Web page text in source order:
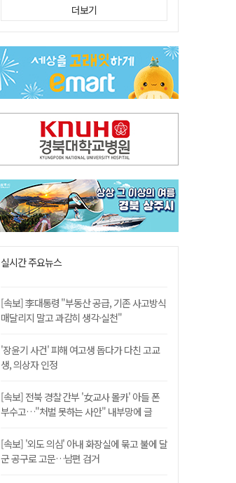
신세계사이먼, 대구 아울렛 토지매매 계약 체결… 사업 본궤도
"상법개정해도 주주가 '봉'"…하이닉스 솔리다임 상장설에 술렁[개미와글와글]
이의준 전 경북도 새마을봉사과장, 제28대 울릉군 부군수 취임
정청래, 靑 겨냥... "신천지·레버리지·호남 반도체 겁박 사과하라"
더보기
실시간 주요뉴스
[속보] 李대통령 "부동산 공급, 기존 사고방식
매달리지 말고 과감히 생각·실천"
'장윤기 사건' 피해 여고생 돕다가 다친 고교
생, 의상자 인정
[속보] 전북 경찰 간부 '女교사 몰카' 아들 폰
부수고…"처벌 못하는 사안" 내부망에 글
[속보] '외도 의심' 아내 화장실에 묶고 불에 달
군 공구로 고문…남편 검거